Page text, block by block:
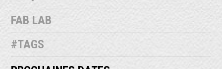
FAB LAB
#TAGS